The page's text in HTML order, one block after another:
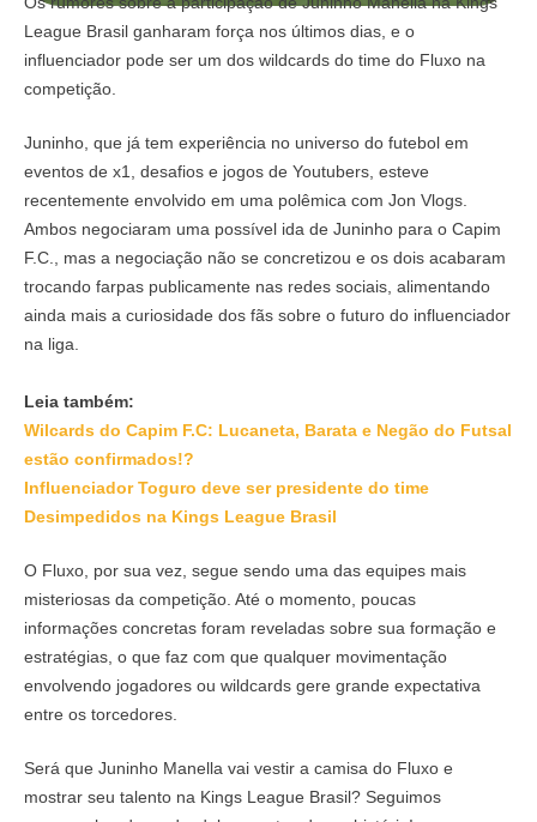
League Brasil ganharam força nos últimos dias, e o
influenciador pode ser um dos wildcards do time do Fluxo na
competição.
Juninho, que já tem experiência no universo do futebol em
eventos de x1, desafios e jogos de Youtubers, esteve
recentemente envolvido em uma polêmica com Jon Vlogs.
Ambos negociaram uma possível ida de Juninho para o Capim
F.C., mas a negociação não se concretizou e os dois acabaram
trocando farpas publicamente nas redes sociais, alimentando
ainda mais a curiosidade dos fãs sobre o futuro do influenciador
na liga.
Leia também:
Wilcards do Capim F.C: Lucaneta, Barata e Negão do Futsal
estão confirmados!?
Influenciador Toguro deve ser presidente do time
Desimpedidos na Kings League Brasil
O Fluxo, por sua vez, segue sendo uma das equipes mais
misteriosas da competição. Até o momento, poucas
informações concretas foram reveladas sobre sua formação e
estratégias, o que faz com que qualquer movimentação
envolvendo jogadores ou wildcards gere grande expectativa
entre os torcedores.
Será que Juninho Manella vai vestir a camisa do Fluxo e
mostrar seu talento na Kings League Brasil? Seguimos